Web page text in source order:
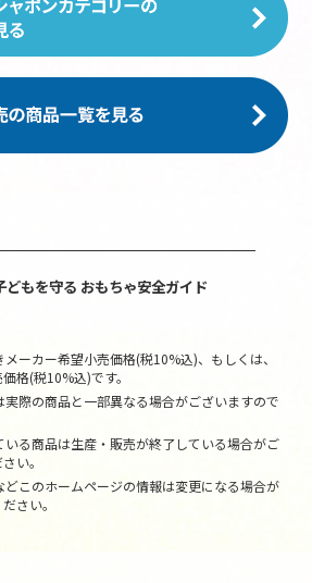
どもを守る おもちゃ安全ガイド
ーカー希望小売価格(税10%込)、もしくは、
格(税10%込)です。
際の商品と一部異なる場合がございますので
る商品は生産・販売が終了している場合がご
い。
このホームページの情報は変更になる場合が
さい。